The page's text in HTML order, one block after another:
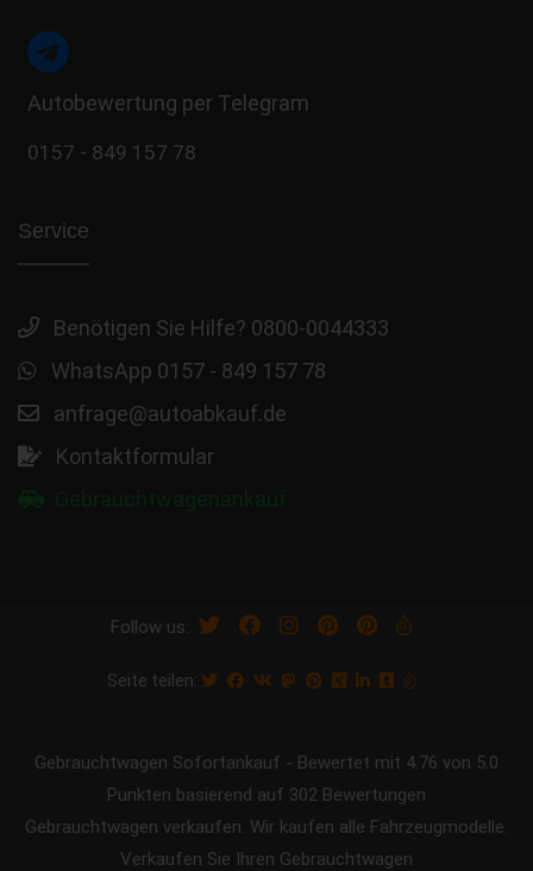
Autobewertung per Telegram
0157 - 849 157 78
Service
Benötigen Sie Hilfe? 0800-0044333
WhatsApp 0157 - 849 157 78
anfrage@autoabkauf.de
Kontaktformular
Follow us:
Seite teilen:
Gebrauchtwagen Sofortankauf - Bewertet mit 4.76 von 5.0
Punkten basierend auf 302 Bewertungen
Gebrauchtwagen verkaufen. Wir kaufen alle Fahrzeugmodelle.
Verkaufen Sie Ihren Gebrauchtwagen